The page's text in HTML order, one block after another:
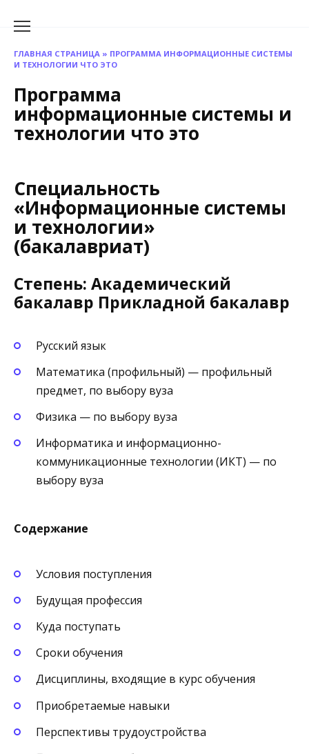
ГЛАВНАЯ СТРАНИЦА » ПРОГРАММА ИНФОРМАЦИОННЫЕ СИСТЕМЫ
И ТЕХНОЛОГИИ ЧТО ЭТО
Программа
информационные системы и
технологии что это
Специальность
«Информационные системы
и технологии»
(бакалавриат)
Степень: Академический
бакалавр Прикладной бакалавр
Русский язык
Математика (профильный) — профильный
предмет, по выбору вуза
Физика — по выбору вуза
Информатика и информационно-
коммуникационные технологии (ИКТ) — по
выбору вуза
Содержание
Условия поступления
Будущая профессия
Куда поступать
Сроки обучения
Дисциплины, входящие в курс обучения
Приобретаемые навыки
Перспективы трудоустройства